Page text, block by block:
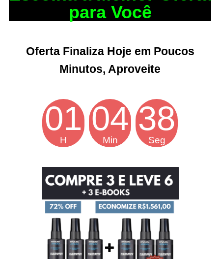
para Você
Oferta Finaliza Hoje em Poucos
Minutos, Aproveite
01
H
04
Min
37
Seg